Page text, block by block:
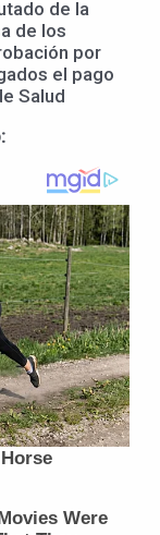
de la
de los
por
el pago
Salud